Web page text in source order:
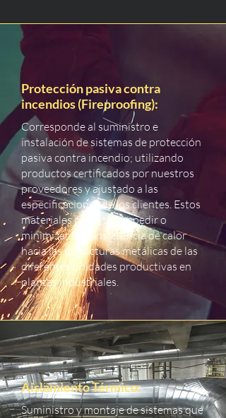
Protección pasiva contra
incendios (Fireproofing):
Corresponde al suministro e
instalación de sistemas de protección
pasiva contra incendio; utilizando
productos certificados por nuestros
proveedores y ajustado a las
especificaciones de los clientes. Estos
materiales permiten impedir o
minimizar la transferencia de calor
hacia las estructuras metálicas de las
diferentes unidades productivas en
plantas industriales.
Aislamiento Térmico:
Suministro y montaje de sistemas que